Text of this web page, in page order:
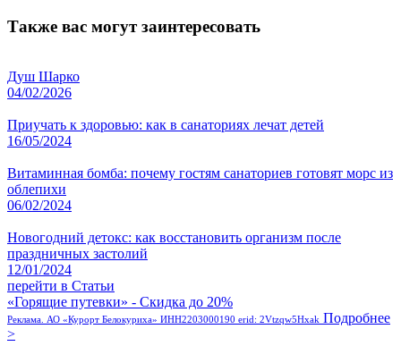
Также вас могут заинтересовать
Душ Шарко
04/02/2026
Приучать к здоровью: как в санаториях лечат детей
16/05/2024
Витаминная бомба: почему гостям санаториев готовят морс из
облепихи
06/02/2024
Новогодний детокс: как восстановить организм после
праздничных застолий
12/01/2024
перейти в Статьи
«Горящие путевки» - Скидка до 20%
Реклама. АО «Курорт Белокуриха» ИНН2203000190 erid: 2Vtzqw5Hxak Подробнее
>